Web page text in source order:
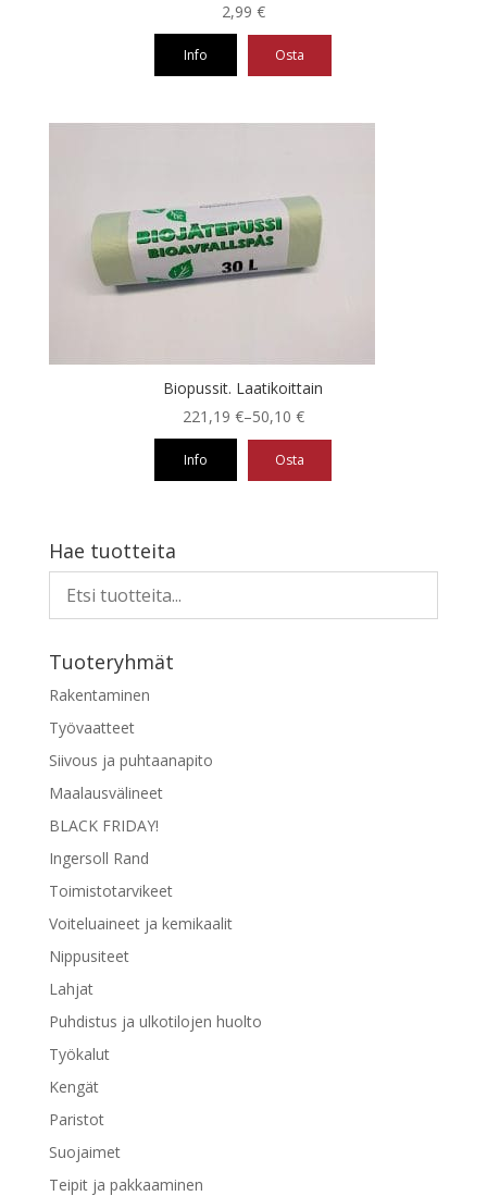
2,99 €
Info Osta
Biopussit. Laatikoittain
50,10 €
–
221,19 €Hintaluokka:
50,10 €
Info Osta
on
useampi
muunnelma.
Voit
valinnat
tuotteen
Hae tuotteita
Tuoteryhmät
Rakentaminen
Työvaatteet
Siivous ja puhtaanapito
Maalausvälineet
BLACK FRIDAY!
Ingersoll Rand
Toimistotarvikeet
Voiteluaineet ja kemikaalit
Nippusiteet
Lahjat
Puhdistus ja ulkotilojen huolto
Työkalut
Kengät
Paristot
Suojaimet
Teipit ja pakkaaminen